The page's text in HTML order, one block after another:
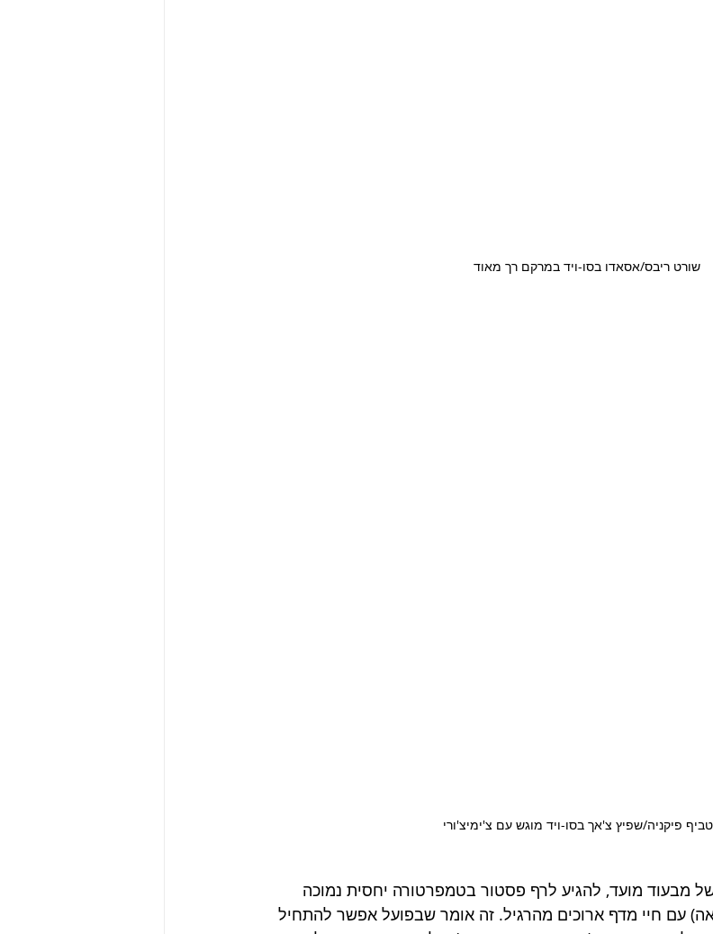
שורט ריבס/אסאדו בסו-ויד במרקם רך מאוד
פיקניה/שפיץ צ'אך בסו-ויד מוגש עם צ'ימיצ'ורי
מבעוד מועד, להגיע לרף פסטור בטמפרטורה יחסית נמוכה
עם חיי מדף ארוכים מהרגיל. זה אומר שבפועל אפשר להתחיל